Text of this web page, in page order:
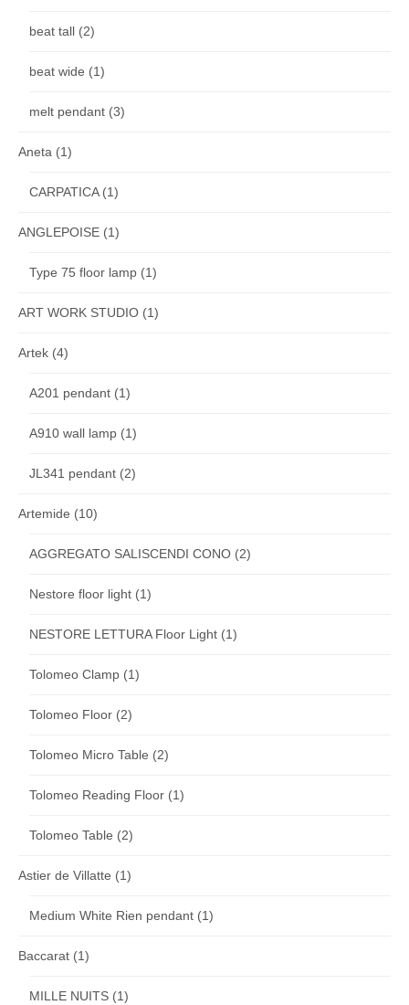
beat tall (2)
beat wide (1)
melt pendant (3)
Aneta (1)
CARPATICA(1)
ANGLEPOISE (1)
Type 75 floor lamp (1)
ART WORK STUDIO (1)
Artek (4)
A201 pendant (1)
A910 wall lamp (1)
JL341 pendant (2)
Artemide (10)
AGGREGATO SALISCENDI CONO (2)
Nestore floor light (1)
NESTORE LETTURA Floor Light (1)
Tolomeo Clamp (1)
Tolomeo Floor (2)
Tolomeo Micro Table (2)
Tolomeo Reading Floor (1)
Tolomeo Table (2)
Astier de Villatte (1)
Medium White Rien pendant (1)
Baccarat (1)
MILLE NUITS (1)